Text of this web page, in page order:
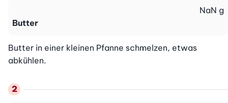
Butter
NaN g
Butter in einer kleinen Pfanne schmelzen, etwas
abkühlen.